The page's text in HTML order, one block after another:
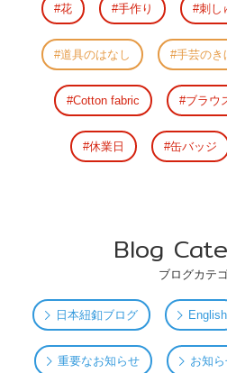
花 手作り 刺し
道具のはなし 手芸のき
Cotton fabric ブラウ
休業日 缶バッジ
Blog
ブログカテ
日本紐釦ブログ English
重要なお知らせ お知